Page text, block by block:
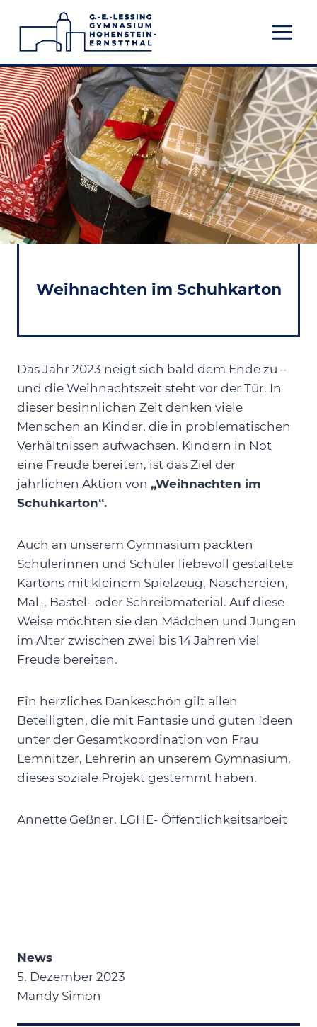
Inhalt
springen
Weihnachten im Schuhkarton
Das Jahr 2023 neigt sich bald dem Ende zu –
und die Weihnachtszeit steht vor der Tür. In
dieser besinnlichen Zeit denken viele
Menschen an Kinder, die in problematischen
Verhältnissen aufwachsen. Kindern in Not
eine Freude bereiten, ist das Ziel der
jährlichen Aktion von „Weihnachten im
Schuhkarton“.
Auch an unserem Gymnasium packten
Schülerinnen und Schüler liebevoll gestaltete
Kartons mit kleinem Spielzeug, Naschereien,
Mal-, Bastel- oder Schreibmaterial. Auf diese
Weise möchten sie den Mädchen und Jungen
im Alter zwischen zwei bis 14 Jahren viel
Freude bereiten.
Ein herzliches Dankeschön gilt allen
Beteiligten, die mit Fantasie und guten Ideen
unter der Gesamtkoordination von Frau
Lemnitzer, Lehrerin an unserem Gymnasium,
dieses soziale Projekt gestemmt haben.
Annette Geßner, LGHE- Öffentlichkeitsarbeit
News
5. Dezember 2023
Mandy Simon